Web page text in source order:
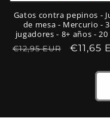
Gatos contra pepinos -
de mesa - Mercurio -
jugadores - 8+ años -
Precio
€12,95 EUR
Precio
oferta
€11,65